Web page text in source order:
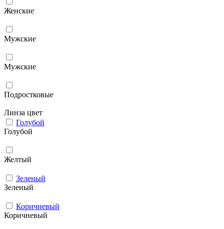
Женские
Мужcкие
Мужские
Подростковые
Линза цвет
Голубой
Голубой
Желтый
Зеленый
Зеленый
Коричневый
Коричневый